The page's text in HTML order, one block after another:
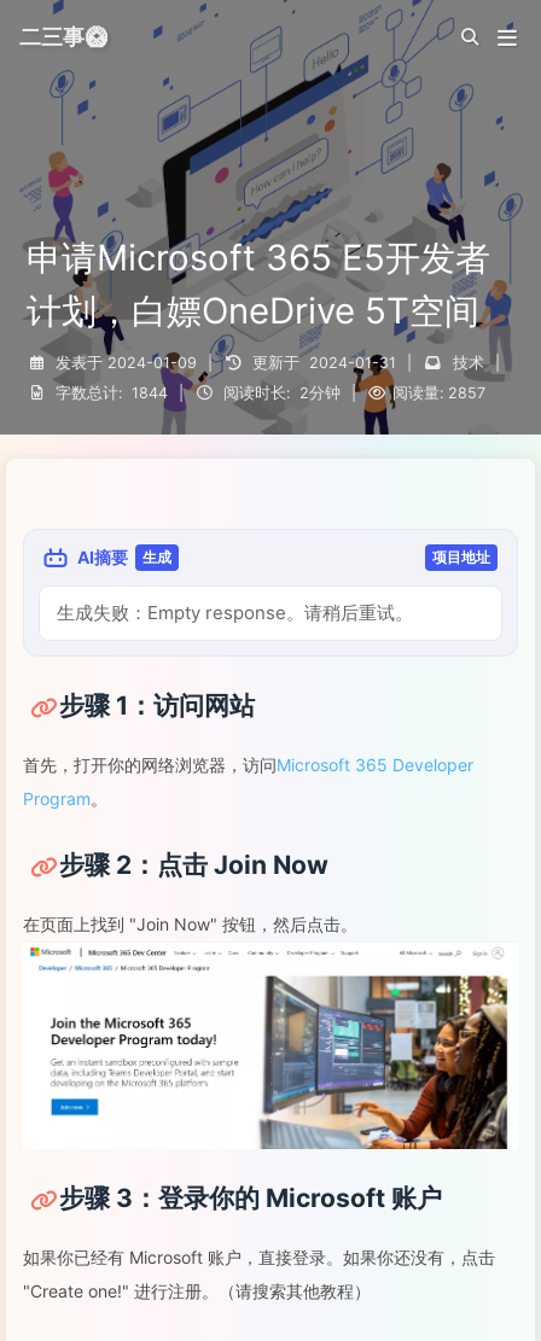
申请Microsoft 365 E5开发者
计划，白嫖OneDrive 5T空间
发表于 2024-01-09 | 更新于 2024-01-31 技术 |
字数总计: 1844 | 阅读时长: 2分钟 | 阅读量: 2857
二三事🥝
AI摘要 生成 项目地址
生成失败：Empty response。请稍后重试。
步骤 1：访问网站
首先，打开你的网络浏览器，访问Microsoft 365 Developer
Program。
步骤 2：点击 Join Now
在页面上找到 "Join Now" 按钮，然后点击。
步骤 3：登录你的 Microsoft 账户
如果你已经有 Microsoft 账户，直接登录。如果你还没有，点击
"Create one!" 进行注册。（请搜索其他教程）